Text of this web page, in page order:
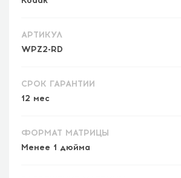
АРТИКУЛ
WPZ2-RD
СРОК ГАРАНТИИ
12 мес
ФОРМАТ МАТРИЦЫ
Менее 1 дюйма